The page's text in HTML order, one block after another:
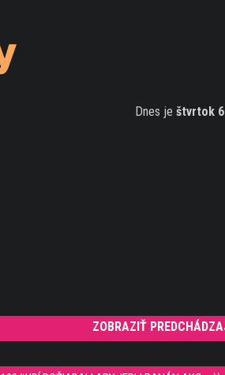
Dnes je štvrtok
ZOBRAZIŤ